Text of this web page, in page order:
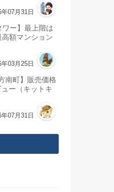
年07月31日
ワー】最上階は
額マンション
年03月25日
南町】販売価格
ー（キットキ
年07月31日